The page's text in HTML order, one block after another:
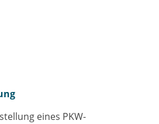
eines PKW-